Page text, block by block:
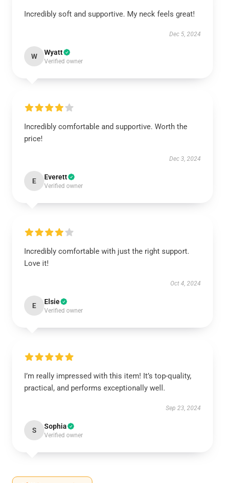
Incredibly soft and supportive. My neck feels great!
Dec 5, 2024
W Wyatt
Verified owner
Incredibly comfortable and supportive. Worth the
price!
Dec 3, 2024
E Everett
Verified owner
Incredibly comfortable with just the right support.
Love it!
Oct 4, 2024
E Elsie
Verified owner
I’m really impressed with this item! It’s top-quality,
practical, and performs exceptionally well.
Sep 23, 2024
S Sophia
Verified owner